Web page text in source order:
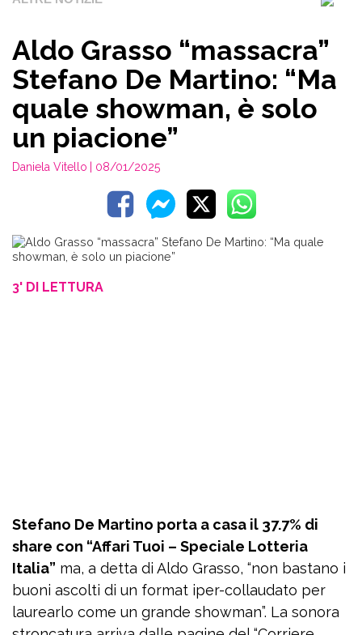
Aldo Grasso “massacra”
Stefano De Martino: “Ma
quale showman, è solo
un piacione”
Daniela Vitello | 08/01/2025
3' DI LETTURA
Stefano De Martino porta a casa il 37.7% di
share con “Affari Tuoi – Speciale Lotteria
Italia” ma, a detta di Aldo Grasso, “non bastano i
buoni ascolti di un format iper-collaudato per
laurearlo come un grande showman”. La sonora